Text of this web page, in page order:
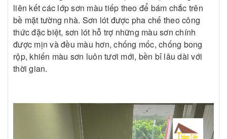
liên kết các lớp sơn màu tiếp theo để bám chắc trên
bề mặt tường nhà. Sơn lót được pha chế theo công
thức đặc biệt, sơn lót hỗ trợ những màu sơn chính
được mịn và đều màu hơn, chống mốc, chống bong
rộp, khiến màu sơn luôn tươi mới, bền bỉ lâu dài với
thời gian.